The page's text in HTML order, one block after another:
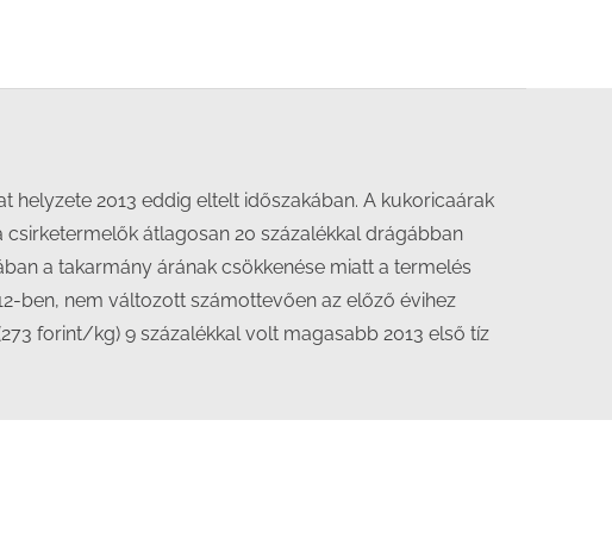
2013 eddig eltelt időszakában. A kukoricaárak
átlagosan 20 százalékkal drágábban
a takarmány árának csökkenése miatt a termelés
ben, nem változott számottevően az előző évihez
forint/kg) 9 százalékkal volt magasabb 2013 első tíz